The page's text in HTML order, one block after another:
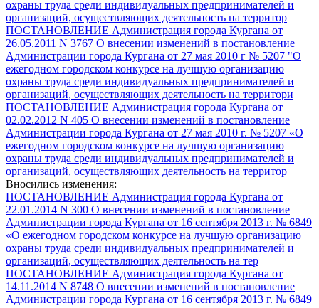
охраны труда среди индивидуальных предпринимателей и
организаций, осуществляющих деятельность на территор
ПОСТАНОВЛЕНИЕ Администрация города Кургана от
26.05.2011 N 3767 О внесении изменений в постановление
Администрации города Кургана от 27 мая 2010 г № 5207 "О
ежегодном городском конкурсе на лучшую организацию
охраны труда среди индивидуальных предпринимателей и
организаций, осуществляющих деятельность на территори
ПОСТАНОВЛЕНИЕ Администрация города Кургана от
02.02.2012 N 405 О внесении изменений в постановление
Администрации города Кургана от 27 мая 2010 г. № 5207 «О
ежегодном городском конкурсе на лучшую организацию
охраны труда среди индивидуальных предпринимателей и
организаций, осуществляющих деятельность на территор
Вносились изменения:
ПОСТАНОВЛЕНИЕ Администрация города Кургана от
22.01.2014 N 300 О внесении изменений в постановление
Администрации города Кургана от 16 сентября 2013 г. № 6849
«О ежегодном городском конкурсе на лучшую организацию
охраны труда среди индивидуальных предпринимателей и
организаций, осуществляющих деятельность на тер
ПОСТАНОВЛЕНИЕ Администрация города Кургана от
14.11.2014 N 8748 О внесении изменений в постановление
Администрации города Кургана от 16 сентября 2013 г. № 6849